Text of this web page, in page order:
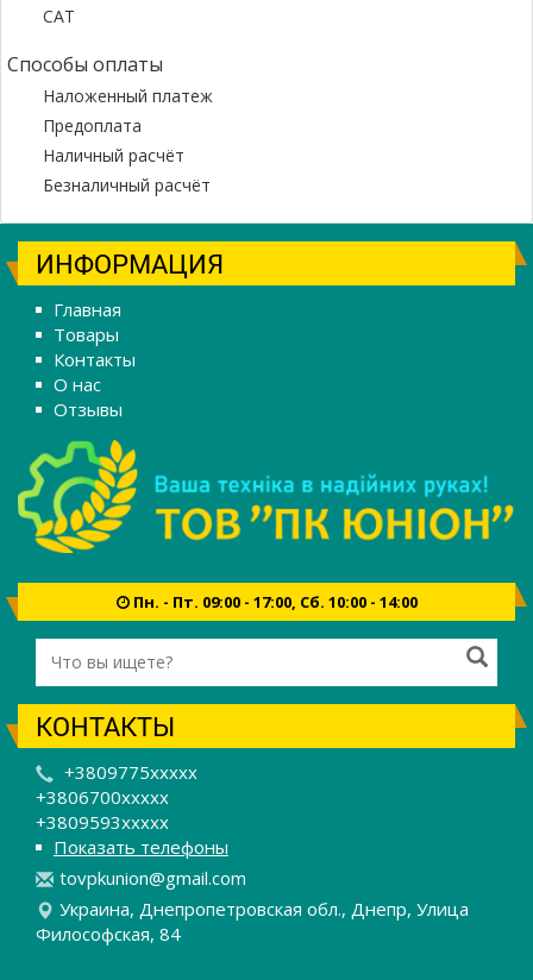
САТ
Способы оплаты
Наложенный платеж
Предоплата
Наличный расчёт
Безналичный расчёт
ИНФОРМАЦИЯ
Главная
Товары
Контакты
О нас
Отзывы
Пн. - Пт. 09:00 - 17:00, Сб. 10:00 - 14:00
КОНТАКТЫ
+3809775xxxxx
+3806700xxxxx
+3809593xxxxx
Показать телефоны
tovpkunion@gmail.com
Украина, Днепропетровская обл., Днепр, Улица
Философская, 84